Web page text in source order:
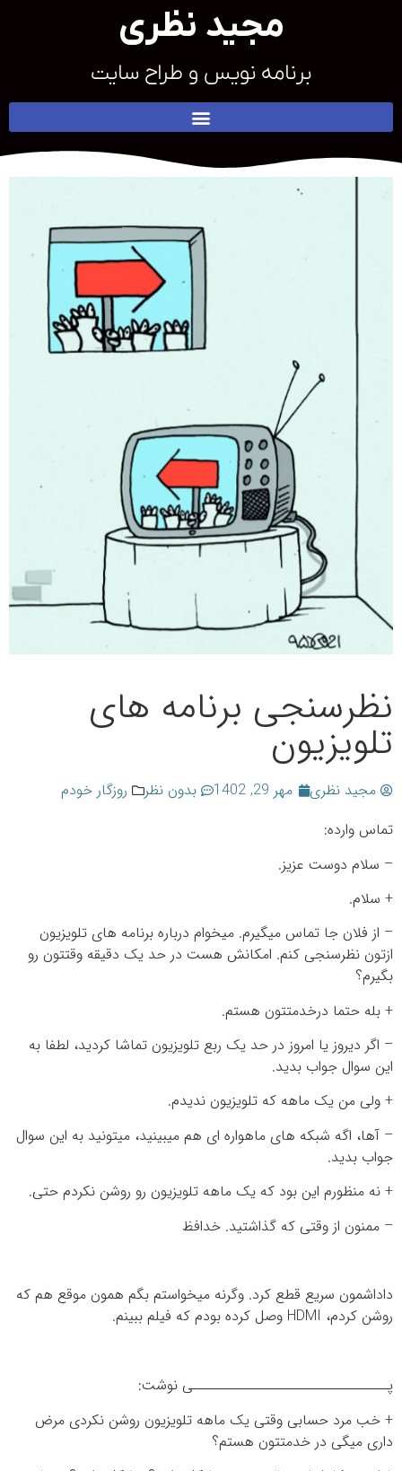
مجید نظری
برنامه نویس و طراح سایت
نظرسنجی برنامه های
تلویزیون
مجید نظری مهر 29, 1402 بدون نظر
روزگار خودم
تماس وارده:
– سلام دوست عزیز.
+ سلام.
– از فلان جا تماس میگیرم. میخوام درباره برنامه های تلویزیون
ازتون نظرسنجی کنم. امکانش هست در حد یک دقیقه وقتتون رو
بگیرم؟
+ بله حتما درخدمتتون هستم.
– اگر دیروز یا امروز در حد یک ربع تلویزیون تماشا کردید، لطفا به
این سوال جواب بدید.
+ ولی من یک ماهه که تلویزیون ندیدم.
– آها، اگه شبکه های ماهواره ای هم میبینید، میتونید به این سوال
جواب بدید.
+ نه منظورم این بود که یک ماهه تلویزیون رو روشن نکردم حتی.
– ممنون از وقتی که گذاشتید. خدافظ
داداشمون سریع قطع کرد. وگرنه میخواستم بگم همون موقع هم که
روشن کردم، HDMI وصل کرده بودم که فیلم ببینم.
پـــــــــــــــــــــــــــــــی نوشت:
+ خب مرد حسابی وقتی یک ماهه تلویزیون روشن نکردی مرض
داری میگی در خدمتتون هستم؟